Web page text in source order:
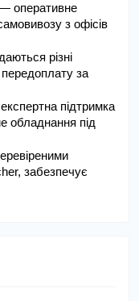
оперативне
з офісів
різні
за
підтримка
обладнання під
забезпечує